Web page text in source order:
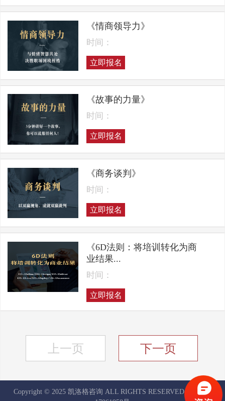
《情商领导力》
时间：
立即报名
《故事的力量》
时间：
立即报名
《商务谈判》
时间：
立即报名
《6D法则：将培训转化为商
业结果...
时间：
立即报名
上一页 下一页
Copyright © 2025 凯洛格咨询 ALL RIGHTS RESERVED
京ICP备